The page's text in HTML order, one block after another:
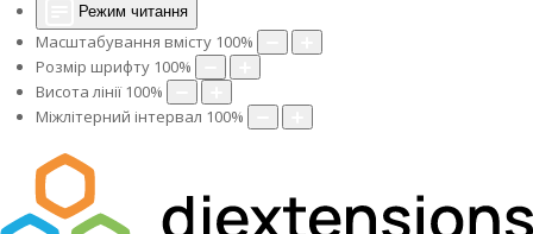
Режим читання
Масштабування вмісту 100%
Розмір шрифту 100%
Висота лінії 100%
Міжлітерний інтервал 100%